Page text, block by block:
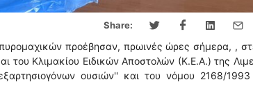
Share:
προέβησαν, πρωινές ώρες σήμερα, ,
Κλιμακίου Ειδικών Αποστολών (Κ.Ε.Α.) της
ουσιών'' και του νόμου 2168/1993